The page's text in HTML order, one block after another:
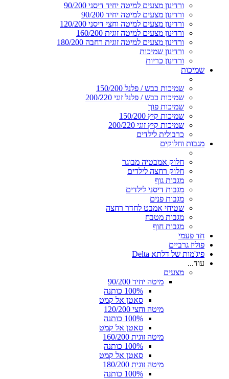
ורדינון מצעים למיטה יחיד דיסני 90/200
ורדינון מצעים למיטה יחיד 90/200
ורדינון מצעים למיטה וחצי דיסני 120/200
ורדינון מצעים למיטה זוגית 160/200
ורדינון מצעים למיטה זוגית רחבה 180/200
ורדינון שמיכות
ורדינון כריות
שמיכות
שמיכות כבש / פלנל 150/200
שמיכות כבש / פלנל זוגי 200/220
שמיכות פוך
שמיכות קיץ 150/200
שמיכות קיץ זוגי 200/220
כרבולית לילדים
מגבות וחלוקים
חלוק אמבטיה מבוגר
חלוק רחצה לילדים
מגבות גוף
מגבות דיסני לילדים
מגבות פנים
שטיחי אמבט לחדר רחצה
מגבות מטבח
מגבות חוף
חד פעמי
פוליז גרביים
פיג'מות של דלתא Delta
עוד...
מצעים
מיטה יחיד 90/200
100% כותנה
סאטן אל קמט
מיטה וחצי 120/200
100% כותנה
סאטן אל קמט
מיטה זוגית 160/200
100% כותנה
סאטן אל קמט
מיטה זוגית 180/200
100% כותנה